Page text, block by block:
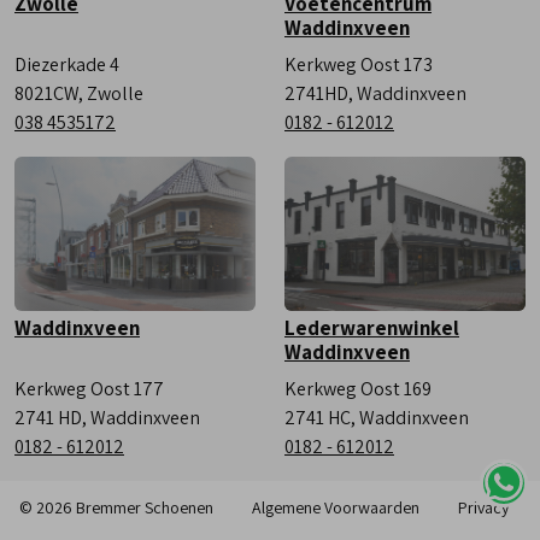
Diezerkade 4
8021CW, Zwolle
038 4535172
Waddinxveen
Kerkweg Oost 173
2741HD, Waddinxveen
0182 - 612012
Waddinxveen
Kerkweg Oost 177
2741 HD, Waddinxveen
0182 - 612012
Lederwarenwinkel
Waddinxveen
Kerkweg Oost 169
2741 HC, Waddinxveen
0182 - 612012
© 2026 Bremmer Schoenen Algemene Voorwaarden Privacy